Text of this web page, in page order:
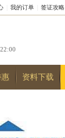
我的订单 签证攻略
资料下载